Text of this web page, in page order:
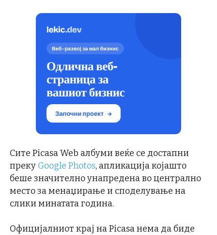
Сите Picasa Web албуми веќе се достапни
преку Google Photos, апликација којашто
беше значително унапредена во централно
место за менаџирање и споделување на
слики минатата година.
Официјалниот крај на Picasa нема да биде